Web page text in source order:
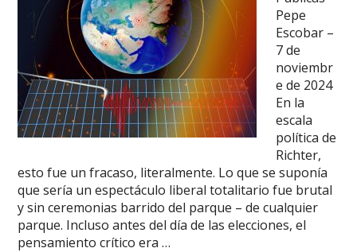
Pepe
Escobar –
7 de
noviembr
e de 2024
En la
escala
política de
Richter,
esto fue un fracaso, literalmente. Lo que se suponía
que sería un espectáculo liberal totalitario fue brutal
y sin ceremonias barrido del parque – de cualquier
parque. Incluso antes del día de las elecciones, el
pensamiento crítico era …